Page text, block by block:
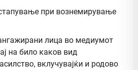
при вознемирување
лица во медиумот
на било каков вид
вклучувајќи и родово